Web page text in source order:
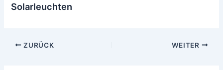
Solarleuchten
ZURÜCK WEITER